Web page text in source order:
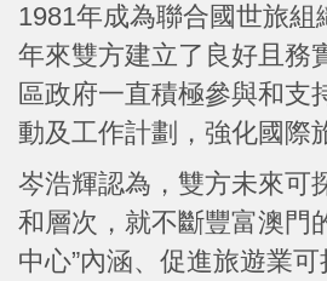
1981年成為聯合國世旅組
年來雙方建立了良好且務
區政府一直積極參與和支
動及工作計劃，強化國際
岑浩輝認為，雙方未來可
和層次，就不斷豐富澳門
中心”內涵、促進旅遊業